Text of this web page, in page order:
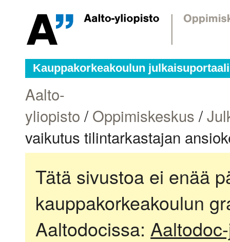
Kauppakorkeakoulun julkaisuportaali
Aalto-
yliopisto /Oppimiskeskus /
vaikutus tilintarkastajan
Tätä sivustoa ei enää
kauppakorkeakoulun
Aaltodocissa: